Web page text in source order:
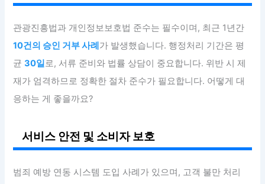
관광진흥법과 개인정보보호법 준수는 필수이며, 최근 1년간
10건의 승인 거부 사례가 발생했습니다. 행정처리 기간은 평
균30일로, 서류 준비와 법률 상담이 중요합니다. 위반 시 제
재가 엄격하므로 정확한 절차 준수가 필요합니다. 어떻게 대
응하는 게 좋을까요?
서비스 안전 및 소비자 보호
범죄 예방 연동 시스템 도입 사례가 있으며, 고객 불만 처리